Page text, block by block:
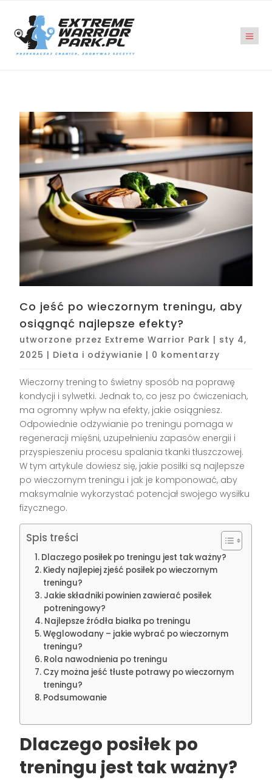
Co jeść po wieczornym treningu, aby
osiągnąć najlepsze efekty?
utworzone przez Extreme Warrior Park | sty 4,
2025 | Dieta i odżywianie | 0 komentarzy
Wieczorny trening to świetny sposób na poprawę
kondycji i sylwetki. Jednak to, co jesz po ćwiczeniach,
ma ogromny wpływ na efekty, jakie osiągniesz.
Odpowiednie odżywianie po treningu pomaga w
regeneracji mięśni, uzupełnieniu zapasów energii i
przyspieszeniu procesu spalania tkanki tłuszczowej.
W tym artykule dowiesz się, jakie posiłki są najlepsze
po wieczornym treningu i jak je komponować, aby
maksymalnie wykorzystać potencjał swojego wysiłku
fizycznego.
Spis treści
Dlaczego posiłek po treningu jest tak ważny?
Kiedy najlepiej zjeść posiłek po wieczornym
treningu?
Jakie składniki powinien zawierać posiłek
potreningowy?
Najlepsze źródła białka po treningu
Węglowodany – jakie wybrać po wieczornym
treningu?
Rola nawodnienia po treningu
Czy można jeść tłuste potrawy po wieczornym
treningu?
Podsumowanie
Dlaczego posiłek po
treningu jest tak ważny?